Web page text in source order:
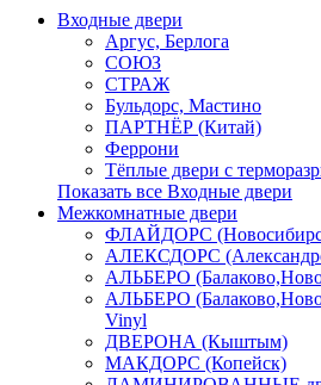
Входные двери
Аргус, Берлога
СОЮЗ
СТРАЖ
Бульдорс, Мастино
ПАРТНЁР (Китай)
Феррони
Тёплые двери с
Показать все Входные двери
Межкомнатные двери
ФЛАЙДОРС
АЛЕКСДОРС
АЛЬБЕРО
АЛЬБЕРО
Vinyl
ДВЕРОНА (Кыштым)
МАКДОРС (Копейск)